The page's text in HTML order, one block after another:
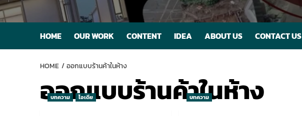
HOME OUR WORK CONTENT IDEA ABOUT US CONTACT US
HOME ออกแบบร้านค้าในห้าง
ออกแบบร้านค้าในห้าง
บทความ ไอเดีย บทความ